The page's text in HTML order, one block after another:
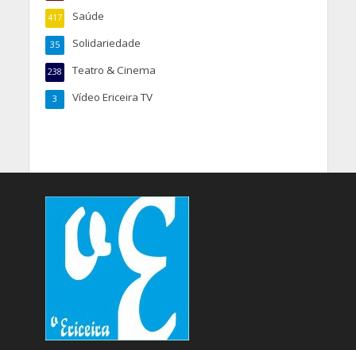
Saúde
417
Solidariedade
35
Teatro & Cinema
238
Vídeo Ericeira TV
3